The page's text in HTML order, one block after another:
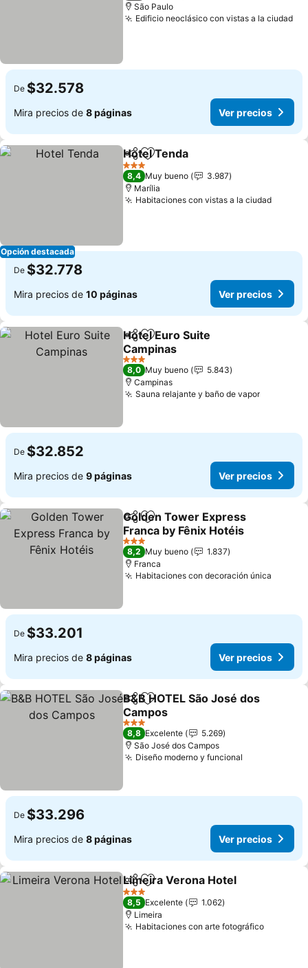
São Paulo
Edificio neoclásico con vistas a la ciudad
De $32.578
Mira precios de 8 páginas Ver precios
Opción destacada
CompartirAgregar a favoritos
Hotel Tenda
3 Estrellas
8,4 Muy bueno
3.987
Marília
Habitaciones con vistas a la ciudad
De $32.778
Mira precios de 10 páginas Ver precios
CompartirAgregar a favoritos
Hotel Euro Suite
Campinas
3 Estrellas
8,0 Muy bueno
5.843
Campinas
Sauna relajante y baño de vapor
De $32.852
Mira precios de 9 páginas Ver precios
CompartirAgregar a favoritos
Golden Tower Express
Franca by Fênix Hotéis
3 Estrellas
8,2 Muy bueno
1.837
Franca
Habitaciones con decoración única
De $33.201
Mira precios de 8 páginas Ver precios
CompartirAgregar a favoritos
B&B HOTEL São José dos
Campos
3 Estrellas
8,8 Excelente
5.269
São José dos Campos
Diseño moderno y funcional
De $33.296
Mira precios de 8 páginas Ver precios
CompartirAgregar a favoritos
Limeira Verona Hotel
3 Estrellas
8,5 Excelente
1.062
Limeira
Habitaciones con arte fotográfico